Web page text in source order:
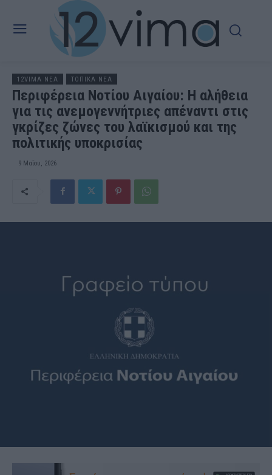
12VIMA ΝΕΑ ΤΟΠΙΚΑ ΝΕΑ
Περιφέρεια Νοτίου Αιγαίου: Η αλήθεια
για τις ανεμογεννήτριες απέναντι στις
γκρίζες ζώνες του λαϊκισμού και της
πολιτικής υποκρισίας
9 Μαΐου, 2026